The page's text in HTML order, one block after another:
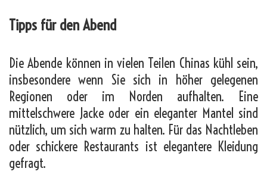
Tipps für den Abend
Die Abende können in vielen Teilen Chinas kühl sein,
insbesondere wenn Sie sich in höher gelegenen
Regionen oder im Norden aufhalten. Eine
mittelschwere Jacke oder ein eleganter Mantel sind
nützlich, um sich warm zu halten. Für das Nachtleben
oder schickere Restaurants ist elegantere Kleidung
gefragt.